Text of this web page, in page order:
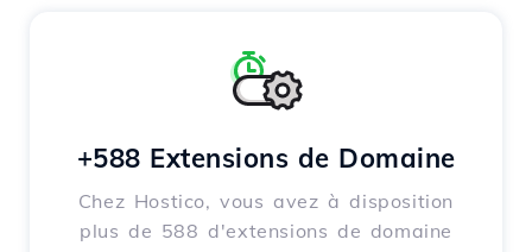
+588 Extensions de Domaine
Chez Hostico, vous avez à disposition
plus de 588 d'extensions de domaine